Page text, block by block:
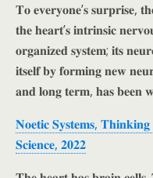
𝐓𝐨 𝐞𝐯𝐞𝐫𝐲𝐨𝐧𝐞’𝐬 𝐬𝐮𝐫𝐩𝐫𝐢𝐬𝐞,
𝐭𝐡𝐞 𝐡𝐞𝐚𝐫𝐭’𝐬 𝐢𝐧𝐭𝐫𝐢𝐧𝐬𝐢𝐜
𝐨𝐫𝐠𝐚𝐧𝐢𝐳𝐞𝐝 𝐬𝐲𝐬𝐭𝐞𝐦; 𝐢𝐭𝐬
𝐢𝐭𝐬𝐞𝐥𝐟 𝐛𝐲 𝐟𝐨𝐫𝐦𝐢𝐧𝐠 𝐧𝐞𝐰
𝐚𝐧𝐝 𝐥𝐨𝐧𝐠 𝐭𝐞𝐫𝐦, 𝐡𝐚𝐬 𝐛𝐞𝐞𝐧
𝐍𝐨𝐞𝐭𝐢𝐜 𝐒𝐲𝐬𝐭𝐞𝐦𝐬,
𝐒𝐜𝐢𝐞𝐧𝐜𝐞, 𝟐𝟎𝟐𝟐